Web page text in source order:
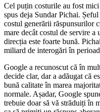
Cel puțin costurile au fost
spus deja Sundar Pichai.
costul generării răspunsurilor
mare decât costul de servire
direcția este foarte bună.
miliard de interogări în
Google a recunoscut că în
decide clar, dar a adăugat că
bună calitate în marea
normale. Așadar, Google
trebuie doar să vă străduiți în